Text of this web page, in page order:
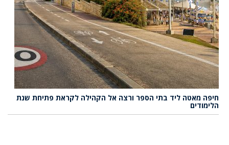
חיפה מאטה ליד בתי הספר ורצה אל הקהילה לקראת פתיחת שנת
הלימודים